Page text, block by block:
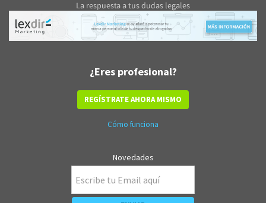
¿Eres profesional?
REGÍSTRATE AHORA MISMO
Cómo funciona
Novedades